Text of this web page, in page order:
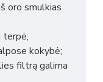
oro smulkias
terpė;
kokybė;
filtrą galima